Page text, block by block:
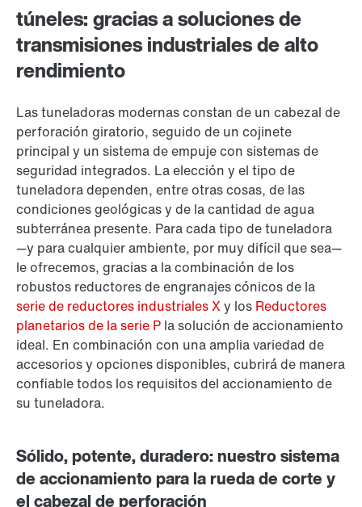
túneles: gracias a soluciones de
transmisiones industriales de alto
rendimiento
Las tuneladoras modernas constan de un cabezal de
perforación giratorio, seguido de un cojinete
principal y un sistema de empuje con sistemas de
seguridad integrados. La elección y el tipo de
tuneladora dependen, entre otras cosas, de las
condiciones geológicas y de la cantidad de agua
subterránea presente. Para cada tipo de tuneladora
—y para cualquier ambiente, por muy difícil que sea—
le ofrecemos, gracias a la combinación de los
robustos reductores de engranajes cónicos de la
serie de reductores industriales Xy los Reductores
planetarios de la serie P la solución de accionamiento
ideal. En combinación con una amplia variedad de
accesorios y opciones disponibles, cubrirá de manera
confiable todos los requisitos del accionamiento de
su tuneladora.
Sólido, potente, duradero: nuestro sistema
de accionamiento para la rueda de corte y
el cabezal de perforación